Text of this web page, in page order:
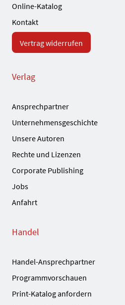
Online-Katalog
Kontakt
Vertrag widerrufen
Verlag
Ansprechpartner
Unternehmensgeschichte
Unsere Autoren
Rechte und Lizenzen
Corporate Publishing
Jobs
Anfahrt
Handel
Handel-Ansprechpartner
Programmvorschauen
Print-Katalog anfordern